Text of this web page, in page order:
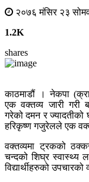
२०७६ मंसिर २३
1.2K
shares
काठमाडौं । नेकपा
एक वक्तव्य जारी गरी
गरेको दमन र ज्यादतीको
हरिकृष्ण गजुरेलले एक
वक्तव्यमा ट्रकको
चन्दको शिघ्र स्वास्थ्य
विद्यार्थीहरुको